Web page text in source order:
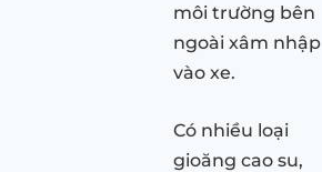
môi trường bên
ngoài xâm nhập
vào xe.
Có nhiều loại
gioăng cao su,